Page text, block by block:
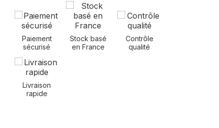
Paiement
sécurisé
Stock basé
en France
Contrôle
qualité
Livraison
rapide